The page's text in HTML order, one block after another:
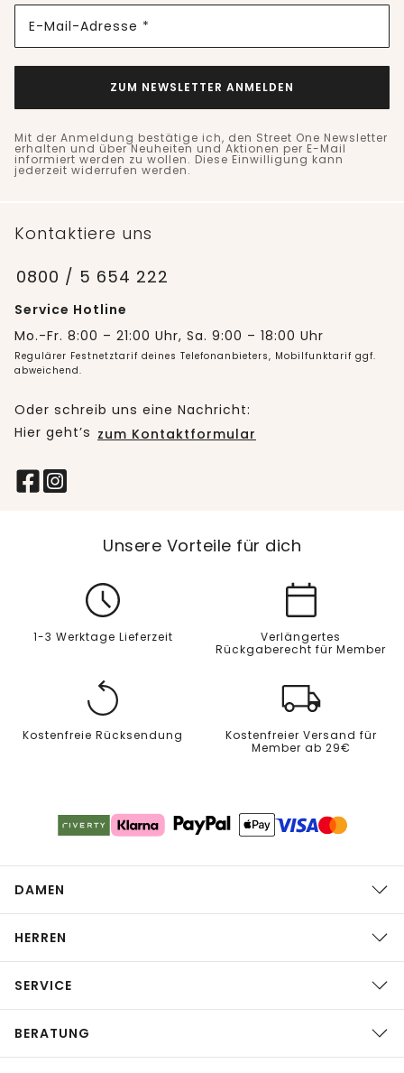
E-Mail-Adresse *
ZUM NEWSLETTER ANMELDEN
Mit der Anmeldung bestätige ich, den Street One Newsletter
erhalten und über Neuheiten und Aktionen per E-Mail
informiert werden zu wollen. Diese Einwilligung kann
jederzeit widerrufen werden.
Kontaktiere uns
0800 / 5 654 222
Service Hotline
Mo.-Fr. 8:00 – 21:00 Uhr, Sa. 9:00 – 18:00 Uhr
Regulärer Festnetztarif deines Telefonanbieters, Mobilfunktarif ggf.
abweichend.
Oder schreib uns eine Nachricht:
Hier geht’s zum Kontaktformular
Unsere Vorteile für dich
1-3 Werktage Lieferzeit
Verlängertes
Rückgaberecht für Member
Kostenfreie Rücksendung
Kostenfreier Versand für
Member ab 29€
DAMEN
HERREN
SERVICE
BERATUNG